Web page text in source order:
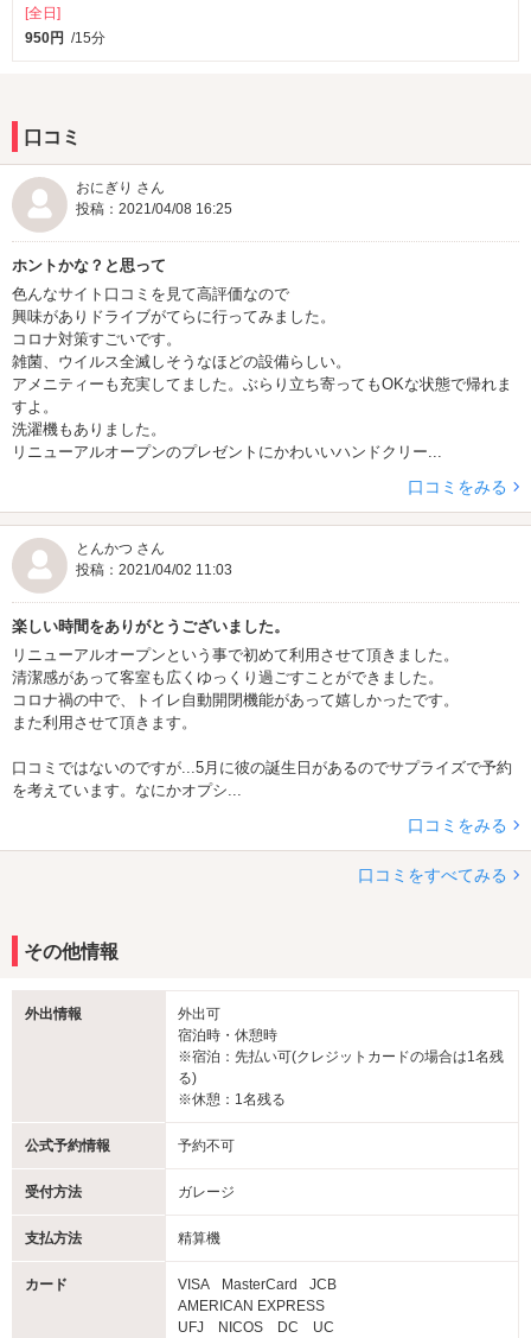
[全日]
950円 /15分
口コミ
おにぎり さん
投稿：2021/04/08 16:25
ホントかな？と思って
色んなサイト口コミを見て高評価なので
興味がありドライブがてらに行ってみました。
コロナ対策すごいです。
雑菌、ウイルス全滅しそうなほどの設備らしい。
アメニティーも充実してました。ぶらり立ち寄ってもOKな状態で帰れま
すよ。
洗濯機もありました。
リニューアルオープンのプレゼントにかわいいハンドクリー...
口コミをみる
とんかつ さん
投稿：2021/04/02 11:03
楽しい時間をありがとうございました。
リニューアルオープンという事で初めて利用させて頂きました。
清潔感があって客室も広くゆっくり過ごすことができました。
コロナ禍の中で、トイレ自動開閉機能があって嬉しかったです。
また利用させて頂きます。
口コミではないのですが...5月に彼の誕生日があるのでサプライズで予約
を考えています。なにかオプシ...
口コミをみる
口コミをすべてみる
その他情報
外出情報
外出可
宿泊時・休憩時
※宿泊：先払い可(クレジットカードの場合は1名残
る)
※休憩：1名残る
公式予約情報 予約不可
受付方法 ガレージ
支払方法 精算機
カード VISA MasterCard
JCB
AMERICAN EXPRESS
UFJ NICOS DC UC